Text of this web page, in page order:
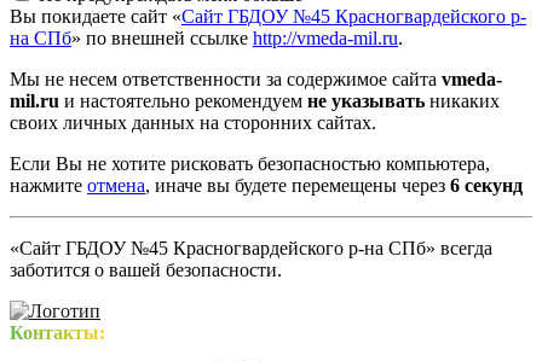
Вы покидаете сайт «Сайт ГБДОУ №45 Красногвардейского р-
на СПб» по внешней ссылке http://vmeda-mil.ru.
Мы не несем ответственности за содержимое сайта vmeda-
mil.ru и настоятельно рекомендуем не указывать никаких
своих личных данных на сторонних сайтах.
Если Вы не хотите рисковать безопасностью компьютера,
нажмите отмена, иначе вы будете перемещены через 5 секунд
«Сайт ГБДОУ №45 Красногвардейского р-на СПб» всегда
заботится о вашей безопасности.
Контакты: